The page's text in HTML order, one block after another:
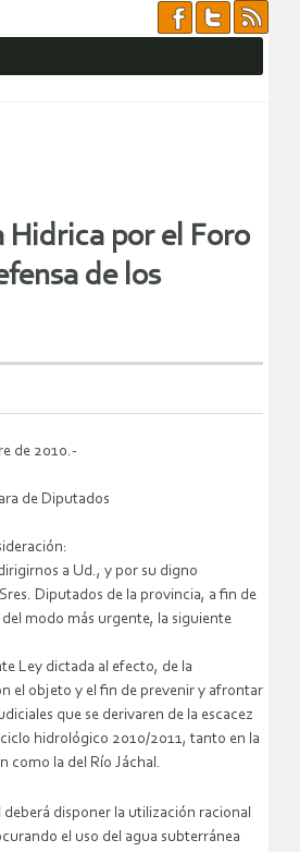
Hidrica por el Foro
de los
de 2010.-
de Diputados
a Ud., y por su digno
Diputados de la provincia, a fin de
modo más urgente, la siguiente
Ley dictada al efecto, de la
el objeto y el fin de prevenir y afrontar
que se derivaren de la escacez
hidrológico 2010/2011, tanto en la
como la del Río Jáchal.
disponer la utilización racional
el uso del agua subterránea